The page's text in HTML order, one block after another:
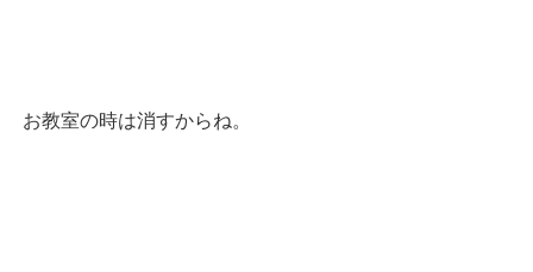
お教室の時は消すからね。